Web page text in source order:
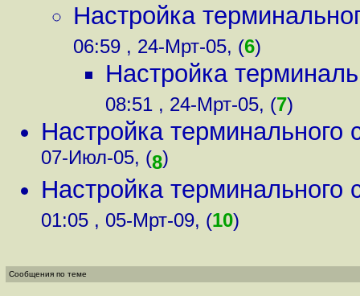
Настройка
06:59 , 24-Мрт-05, (6)
Настройка
08:51 , 24-Мрт-05, (7)
Настройка терминального
07-Июл-05, (8)
Настройка терминального
01:05 , 05-Мрт-09, (10)
Сообщения по теме